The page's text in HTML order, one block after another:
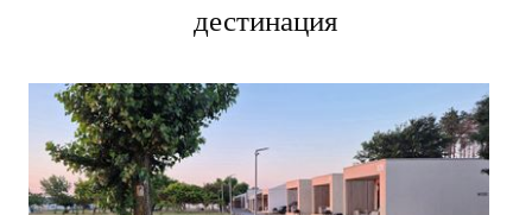
дестинация